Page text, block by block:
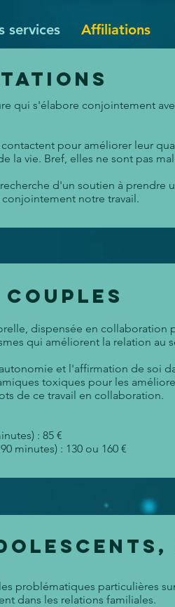
services Affiliations
qui s'élabore conjointement
pour améliorer leur
la vie. Bref, elles ne sont pas
d'un soutien à
notre travail.
dispensée en
qui améliorent la relation au
et l'affirmation de soi
toxiques pour les
de ce travail en collaboration.
: 85 €
minutes) : 130 ou 160 €
problématiques particulières
dans les relations familiales.